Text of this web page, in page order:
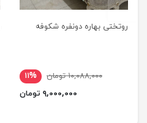
روتختی بهاره دونفره شکوفه
۱۰,۰۸۸,۰۰۰ تومان
۱۱%
۹,۰۰۰,۰۰۰ تومان